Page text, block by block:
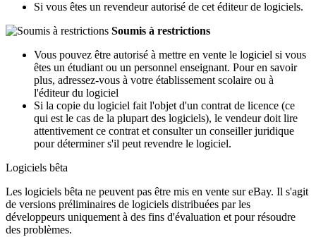
Si vous êtes un revendeur autorisé de cet éditeur de logiciels.
Soumis à restrictions
Vous pouvez être autorisé à mettre en vente le logiciel si vous
êtes un étudiant ou un personnel enseignant. Pour en savoir
plus, adressez-vous à votre établissement scolaire ou à
l'éditeur du logiciel
Si la copie du logiciel fait l'objet d'un contrat de licence (ce
qui est le cas de la plupart des logiciels), le vendeur doit lire
attentivement ce contrat et consulter un conseiller juridique
pour déterminer s'il peut revendre le logiciel.
Logiciels bêta
Les logiciels bêta ne peuvent pas être mis en vente sur eBay. Il s'agit
de versions préliminaires de logiciels distribuées par les
développeurs uniquement à des fins d'évaluation et pour résoudre
des problèmes.